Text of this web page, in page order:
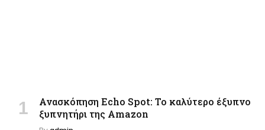
Ανασκόπηση Echo Spot: Το καλύτερο έξυπνο
ξυπνητήρι της Amazon